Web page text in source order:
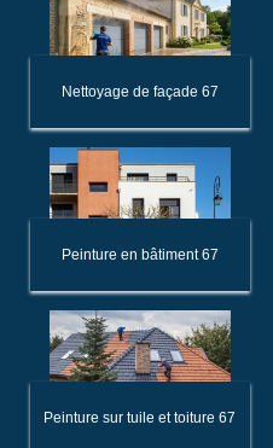
Nettoyage de façade 67
Peinture en bâtiment 67
Peinture sur tuile et toiture 67